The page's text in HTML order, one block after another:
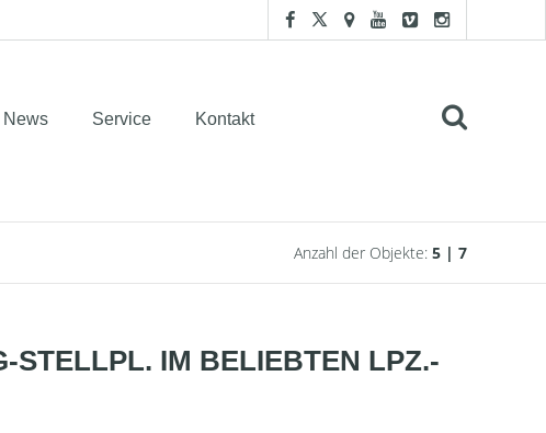
News Service Kontakt
Anzahl der Objekte: 5 | 7
STELLPL. IM BELIEBTEN LPZ.-